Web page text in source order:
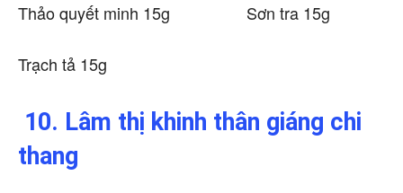
Thảo quyết minh 15g Sơn tra 15g
Trạch tả 15g
10. Lâm thị khinh thân giáng chi
thang